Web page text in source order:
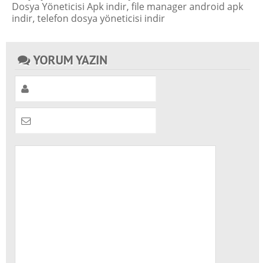
Dosya Yöneticisi Apk indir, file manager android apk
indir, telefon dosya yöneticisi indir
YORUM YAZIN